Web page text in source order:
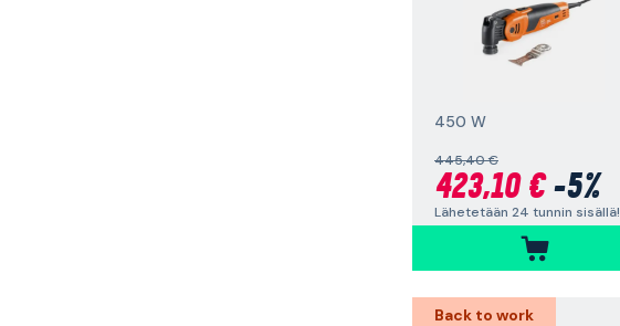
450 W
445,40 €
423,10 €-5%
Lähetetään 24 tunnin sisällä!
Back to work